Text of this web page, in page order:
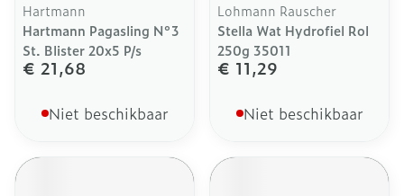
Hartmann
Hartmann Pagasling N°3
St. Blister 20x5 P/s
€ 21,68
Niet beschikbaar
Lohmann Rauscher
Stella Wat Hydrofiel Rol
250g 35011
€ 11,29
Niet beschikbaar